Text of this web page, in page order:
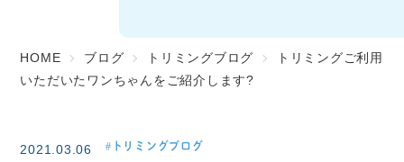
HOME ブログ トリミングブログ
トリミングご利用
いただいたワンちゃんをご紹介します?
2021.03.06 トリミングブログ